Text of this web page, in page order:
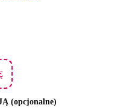
(opcjonalne)